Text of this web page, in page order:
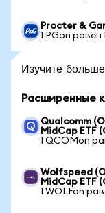
Procter &
1 PGon равен
Изучите
Расширенные
Qualcomm
MidCap ETF
1 QCOMon
Wolfspeed
MidCap ETF
1 WOLFon